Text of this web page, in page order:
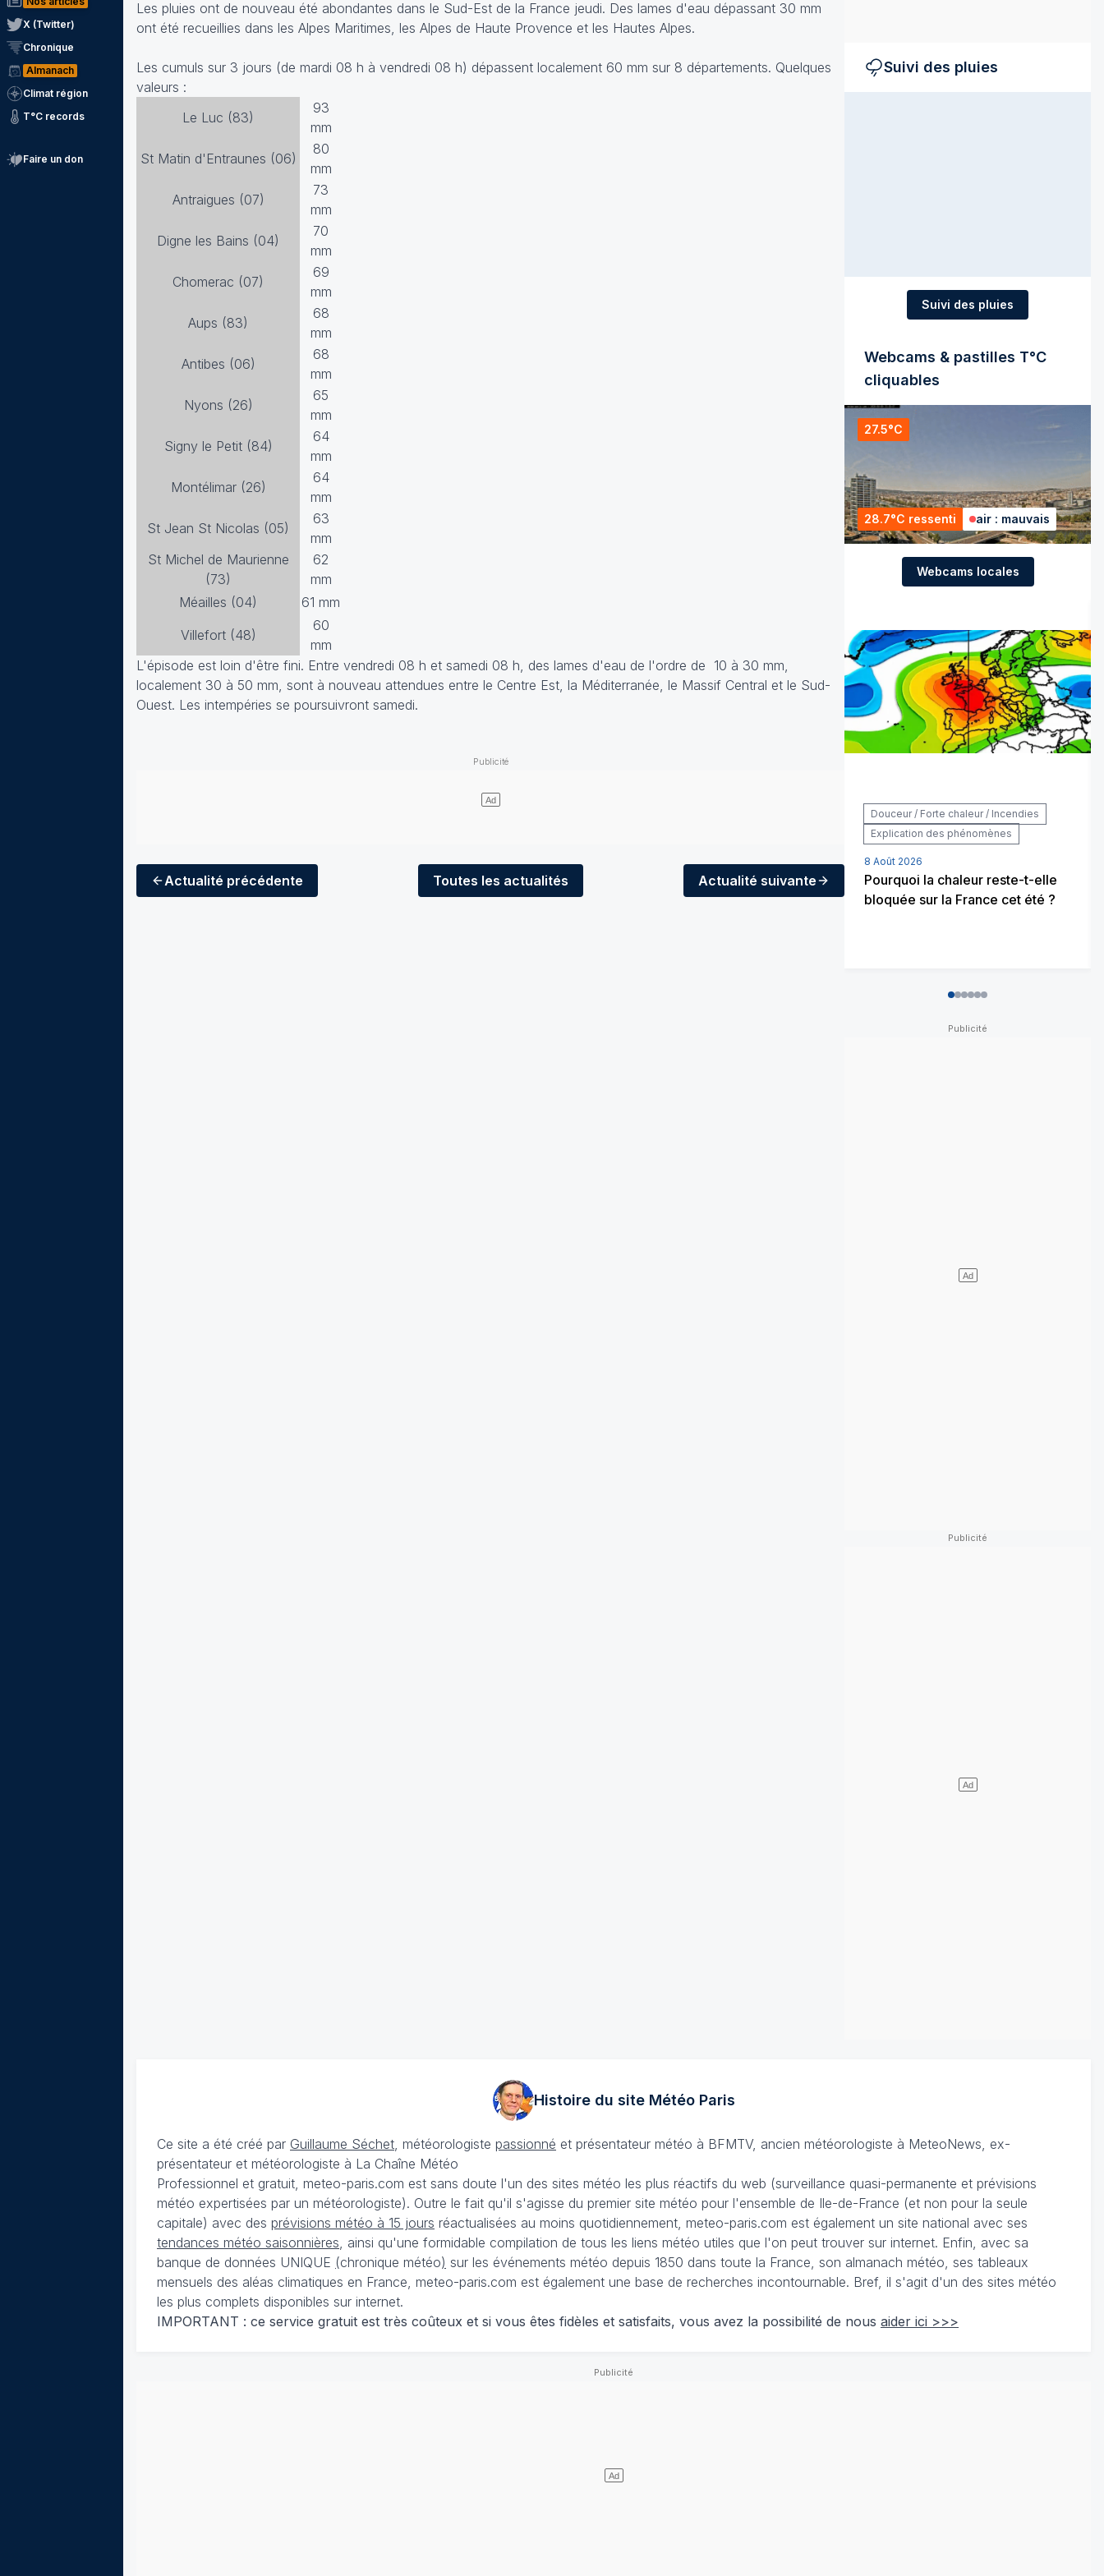
X (Twitter)
Chronique
Almanach
Climat région
T°C records
Faire un don
Les pluies ont de nouveau été abondantes dans le Sud-Est de la France jeudi. Des lames d'eau dépassant 30 mm
ont été recueillies dans les Alpes Maritimes, les Alpes de Haute Provence et les Hautes Alpes.
Les cumuls sur 3 jours (de mardi 08 h à vendredi 08 h) dépassent localement 60 mm sur 8 départements. Quelques
valeurs :
Le Luc (83)
93
mm
St Matin d'Entraunes (06)
80
mm
Antraigues (07)
73
mm
Digne les Bains (04)
70
mm
Chomerac (07)
69
mm
Aups (83)
68
mm
Antibes (06)
68
mm
Nyons (26)
65
mm
Signy le Petit (84)
64
mm
Montélimar (26)
64
mm
St Jean St Nicolas (05)
63
mm
St Michel de Maurienne
(73)
62
mm
Méailles (04)
61 mm
Villefort (48)
60
mm
L'épisode est loin d'être fini. Entre vendredi 08 h et samedi 08 h, des lames d'eau de l'ordre de 10 à 30 mm,
localement 30 à 50 mm, sont à nouveau attendues entre le Centre Est, la Méditerranée, le Massif Central et le Sud-
Ouest. Les intempéries se poursuivront samedi.
Actualité précédente Toutes les actualités Actualité suivante
Suivi des pluies
Suivi des pluies
Webcams & pastilles T°C
cliquables
27.5°C
28.7°C ressenti air : mauvais
Webcams locales
Douceur / Forte chaleur / Incendies
Explication des phénomènes
8 Août 2026
Pourquoi la chaleur reste-t-elle
bloquée sur la France cet été ?
012345
Histoire du site MétéoParis
Ce site a été créé par Guillaume Séchet , météorologiste passionné et présentateur météo à BFMTV, ancien météorologiste à MeteoNews, ex-
présentateur et météorologiste à La Chaîne Météo
Professionnel et gratuit, meteo-paris.com est sans doute l'un des sites météo les plus réactifs du web (surveillance quasi-permanente et prévisions
météo expertisées par un météorologiste). Outre le fait qu'il s'agisse du premier site météo pour l'ensemble de Ile-de-France (et non pour la seule
capitale) avec des prévisions météo à 15 jours réactualisées au moins quotidiennement, meteo-paris.com est également un site national avec ses
tendances météo saisonnières , ainsi qu'une formidable compilation de tous les liens météo utiles que l'on peut trouver sur internet. Enfin, avec sa
banque de données UNIQUE (chronique météo) sur les événements météo depuis 1850 dans toute la France, son almanach météo, ses tableaux
mensuels des aléas climatiques en France, meteo-paris.com est également une base de recherches incontournable. Bref, il s'agit d'un des sites météo
les plus complets disponibles sur internet.
IMPORTANT : ce service gratuit est très coûteux et si vous êtes fidèles et satisfaits, vous avez la possibilité de nous aider ici >>>